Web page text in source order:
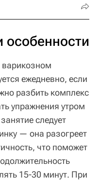
варикозном
ежедневно, если
разбить комплекс
упражнения утром
следует
— она разогреет
что поможет
15-30 минут. При